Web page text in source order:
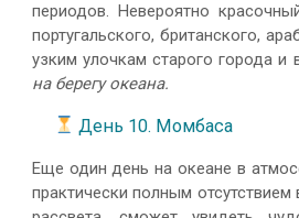
периодов. Невероятно
португальского, британского,
узким улочкам старого города
на берегу океана.
День 10. Момбаса
Еще один день на океане в
практически полным